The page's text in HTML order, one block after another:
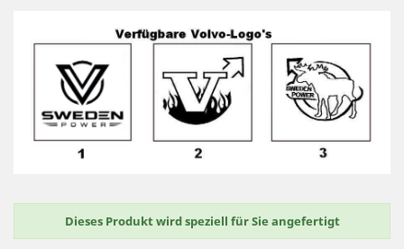
Dieses Produkt wird speziell für Sie angefertigt